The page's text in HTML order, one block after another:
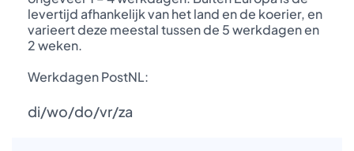
levertijd afhankelijk van het land en de koerier, en
varieert deze meestal tussen de 5 werkdagen en
2 weken.
Werkdagen PostNL:
di/wo/do/vr/za